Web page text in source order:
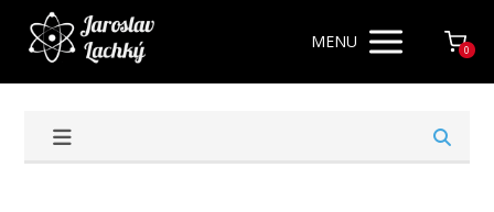
MENU 0